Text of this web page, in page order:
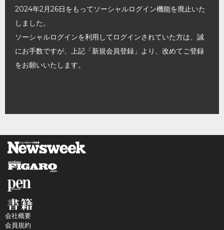
2024年2月26日をもってソーシャルログイン機能を廃止いた
しました。
ソーシャルログインを利用してログインされていた方は、誠
にお手数ですが、上記「新規会員登録」より、改めてご登録
をお願いいたします。
会社概要
会員規約